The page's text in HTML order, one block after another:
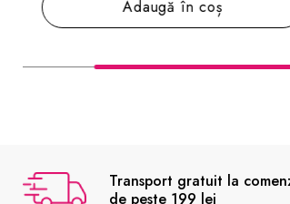
Adaugă în coș
Transport gratuit la
de peste 199 lei